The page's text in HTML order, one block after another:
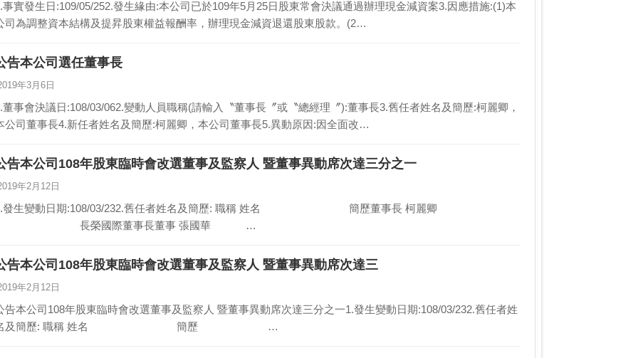
事實發生日:109/05/252.發生緣由:本公司已於109年5月25日股東常會決議通過辦理現金減資案3.因應措施:(1)本
司為調整資本結構及提昇股東權益報酬率，辦理現金減資退還股東股款。(2…
告本公司選任董事長
年3月6日
董事會決議日:108/03/062.變動人員職稱(請輸入〝董事長〞或〝總經理〞):董事長3.舊任者姓名及簡歷:柯麗卿，
公司董事長4.新任者姓名及簡歷:柯麗卿，本公司董事長5.異動原因:因全面改…
告本公司108年股東臨時會改選董事及監察人 暨董事異動席次達三分之一
年2月12日
生變動日期:108/03/232.舊任者姓名及簡歷: 職稱 姓名 簡歷董事長 柯麗卿
長榮國際董事長董事 張國華 …
告本公司108年股東臨時會改選董事及監察人 暨董事異動席次達三
年2月12日
告本公司108年股東臨時會改選董事及監察人 暨董事異動席次達三分之一1.發生變動日期:108/03/232.舊任者姓
名及簡歷: 職稱 姓名 簡歷 …